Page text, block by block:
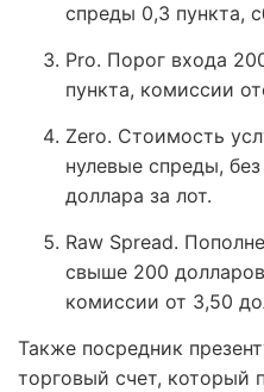
спреды 0,3 пункта,
Pro. Порог входа
пункта, комиссии
Zero. Стоимость
нулевые спреды,
доллара за лот.
Raw Spread.
свыше 200
комиссии от 3,50
Также посредник
торговый счет, который